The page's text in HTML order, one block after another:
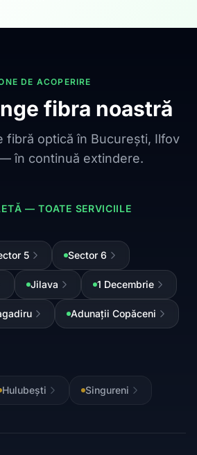
DE ACOPERIRE
fibra noastră
fibră optică în București, Ilfov
în continuă extindere.
— TOATE SERVICIILE
5 Sector 6
Jilava 1 Decembrie
Adunații Copăceni
Hulubești Singureni